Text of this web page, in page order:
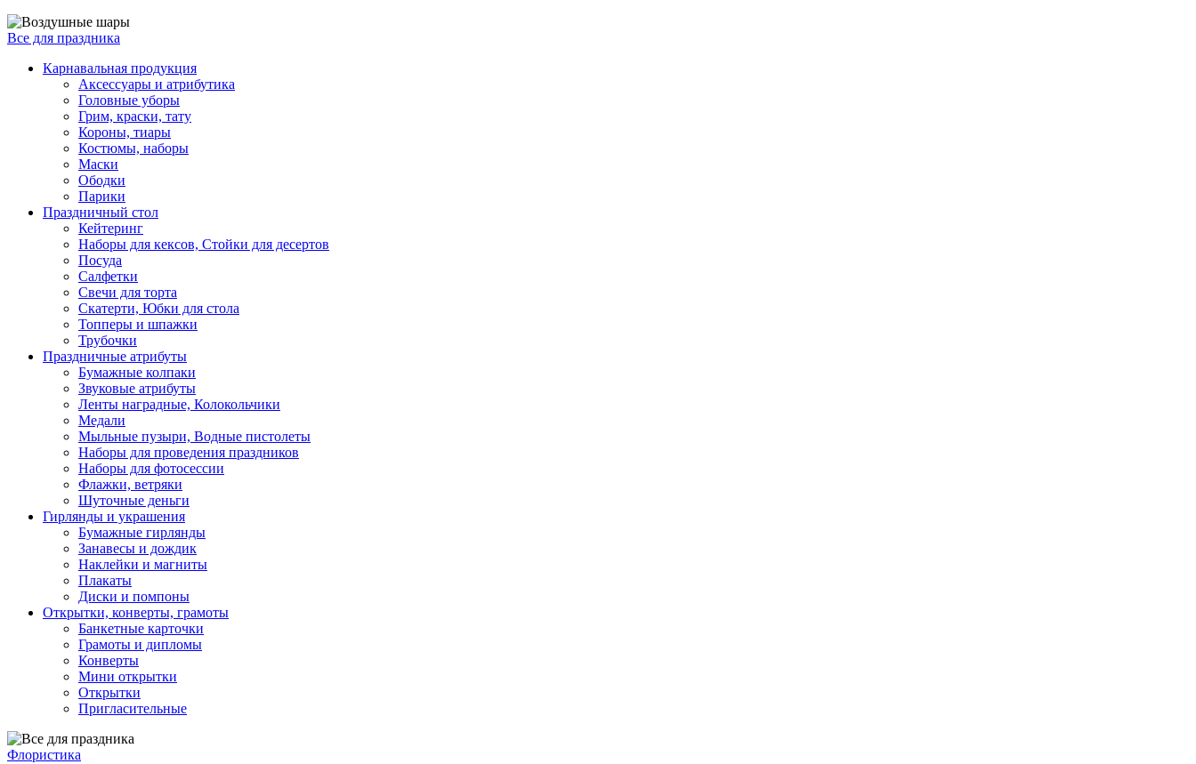
Все для праздника
Карнавальная продукция
Аксессуары и атрибутика
Головные уборы
Грим, краски, тату
Короны, тиары
Костюмы, наборы
Маски
Ободки
Парики
Праздничный стол
Кейтеринг
Наборы для кексов, Стойки для десертов
Посуда
Салфетки
Свечи для торта
Скатерти, Юбки для стола
Топперы и шпажки
Трубочки
Праздничные атрибуты
Бумажные колпаки
Звуковые атрибуты
Ленты наградные, Колокольчики
Медали
Мыльные пузыри, Водные пистолеты
Наборы для проведения праздников
Наборы для фотосессии
Флажки, ветряки
Шуточные деньги
Гирлянды и украшения
Бумажные гирлянды
Занавесы и дождик
Наклейки и магниты
Плакаты
Диски и помпоны
Открытки, конверты, грамоты
Банкетные карточки
Грамоты и дипломы
Конверты
Мини открытки
Открытки
Пригласительные
Флористика